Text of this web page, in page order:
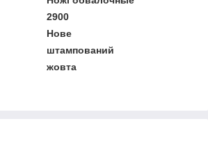
2900
Нове
штампований
жовта